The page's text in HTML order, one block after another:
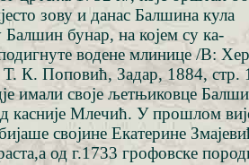
зову и данас Балшина кула
Балшин бунар, на којем су ка-
водене млинице /В:
К. Поповић, Задар, 1884, стр.
имали своје љетњиковце
касније Млечић. У прошлом
својине Екатерине
од г.1733 грофовске